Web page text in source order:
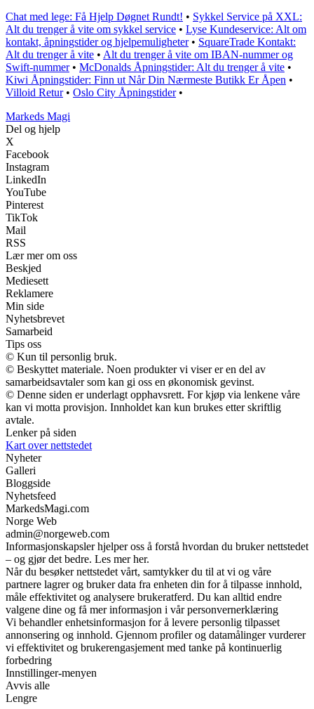
Chat med lege: Få Hjelp Døgnet Rundt! • Sykkel Service på XXL:
Alt du trenger å vite om sykkel service • Lyse Kundeservice: Alt om
kontakt, åpningstider og hjelpemuligheter• SquareTrade Kontakt:
Alt du trenger å vite • Alt du trenger å vite om IBAN-nummer og
Swift-nummer• McDonalds Åpningstider: Alt du trenger å vite •
Kiwi Åpningstider: Finn ut Når Din Nærmeste Butikk Er Åpen •
Villoid Retur• Oslo City Åpningstider•
Markeds Magi
Del og hjelp
X
Facebook
Instagram
LinkedIn
YouTube
Pinterest
TikTok
Mail
RSS
Lær mer om oss
Beskjed
Mediesett
Reklamere
Min side
Nyhetsbrevet
Samarbeid
Tips oss
© Kun til personlig bruk.
© Beskyttet materiale. Noen produkter vi viser er en del av
samarbeidsavtaler som kan gi oss en økonomisk gevinst.
© Denne siden er underlagt opphavsrett. For kjøp via lenkene våre
kan vi motta provisjon. Innholdet kan kun brukes etter skriftlig
avtale.
Lenker på siden
Kart over nettstedet
Nyheter
Galleri
Bloggside
Nyhetsfeed
MarkedsMagi.com
Norge Web
admin@norgeweb.com
Informasjonskapsler hjelper oss å forstå hvordan du bruker nettstedet
– og gjør det bedre. Les mer her.
Når du besøker nettstedet vårt, samtykker du til at vi og våre
partnere lagrer og bruker data fra enheten din for å tilpasse innhold,
måle effektivitet og analysere brukeratferd. Du kan alltid endre
valgene dine og få mer informasjon i vår personvernerklæring
Vi behandler enhetsinformasjon for å levere personlig tilpasset
annonsering og innhold. Gjennom profiler og datamålinger vurderer
vi effektivitet og brukerengasjement med tanke på kontinuerlig
forbedring
Innstillinger-menyen
Avvis alle
Lengre